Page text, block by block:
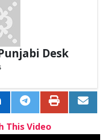
Desk
This Video